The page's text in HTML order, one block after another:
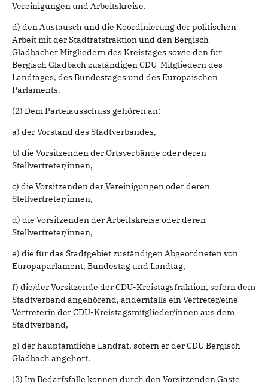
Vereinigungen und Arbeitskreise.
d) den Austausch und die Koordinierung der politischen
Arbeit mit der Stadtratsfraktion und den Bergisch
Gladbacher Mitgliedern des Kreistages sowie den für
Bergisch Gladbach zuständigen CDU-Mitgliedern des
Landtages, des Bundestages und des Europäischen
Parlaments.
(2) Dem Parteiausschuss gehören an:
a) der Vorstand des Stadtverbandes,
b) die Vorsitzenden der Ortsverbände oder deren
Stellvertreter/innen,
c) die Vorsitzenden der Vereinigungen oder deren
Stellvertreter/innen,
d) die Vorsitzenden der Arbeitskreise oder deren
Stellvertreter/innen,
e) die für das Stadtgebiet zuständigen Abgeordneten von
Europaparlament, Bundestag und Landtag,
f) die/der Vorsitzende der CDU-Kreistagsfraktion, sofern dem
Stadtverband angehörend, andernfalls ein Vertreter/eine
Vertreterin der CDU-Kreistagsmitglieder/innen aus dem
Stadtverband,
g) der hauptamtliche Landrat, sofern er der CDU Bergisch
Gladbach angehört.
(3) Im Bedarfsfalle können durch den Vorsitzenden Gäste